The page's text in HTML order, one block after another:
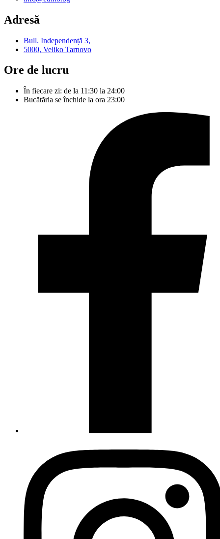
Adresă
Bull. Independență 3,
5000, Veliko Tarnovo
Ore de lucru
În fiecare zi: de la 11:30 la 24:00
Bucătăria se închide la ora 23:00